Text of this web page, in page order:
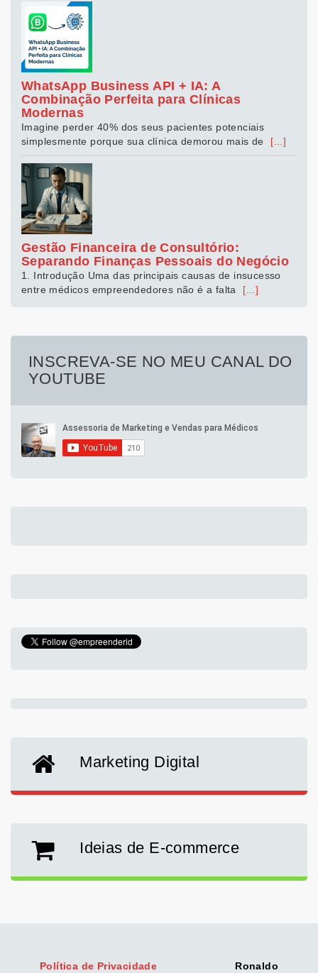
WhatsApp Business API + IA: A
Combinação Perfeita para Clínicas
Modernas
Imagine perder 40% dos seus pacientes potenciais
simplesmente porque sua clínica demorou mais de
[...]
Gestão Financeira de Consultório:
Separando Finanças Pessoais do Negócio
1. Introdução Uma das principais causas de insucesso
entre médicos empreendedores não é a falta
[...]
INSCREVA-SE NO MEU CANAL DO
YOUTUBE
Marketing Digital
Ideias de E-commerce
Política de Privacidade Ronaldo